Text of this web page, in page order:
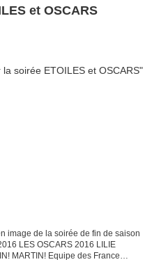
et OSCARS
image de la soirée de fin de saison
LES OSCARS 2016 LILIE
MARTIN! Equipe des France